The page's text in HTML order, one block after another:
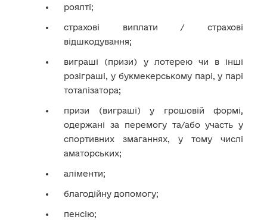
роялті;
страхові виплати / страхові
відшкодування;
виграші (призи) у лотерею чи в інші
розіграші, у букмекерському парі, у парі
тоталізатора;
призи (виграші) у грошовій формі,
одержані за перемогу та/або участь у
спортивних змаганнях, у тому числі
аматорських;
аліменти;
благодійну допомогу;
пенсію;